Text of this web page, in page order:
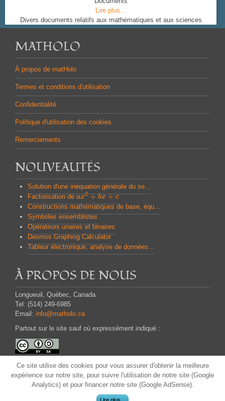
Lire plus...
Divers documents relatifs aux mathématiques et aux sciences
MATHOLO
À propos de matHolo
Termes et conditions d'utilisation
Confidentialité
Politique d'utilisation des cookies
Remerciements
NOUVEAUTÉS
Solution d'une inéquation générale du se...
Factorisation deax2 + bx + c
ax2+bx +c
Constructions mathématiques de base, équ...
Symboles ensemblistes
Opérateurs unaires et binaires
Desmos Graphing Calculator
Tableur électronique, analyse de données...
À PROPOS DE NOUS
Longueuil, Québec, Canada
Tel: (514) 249-6985
Email: info@matholo.ca
Partout sur le site sauf où expressément indiqué :
Attribution - Partage dans les Mêmes Conditions
CC BY-SA
Ce site utilise des cookies pour vous assurer d'obtenir la meilleure
expérience sur notre site, pour suivre l'utilisation de notre site (Google
Analytics) et pour financer notre site(Google AdSense).